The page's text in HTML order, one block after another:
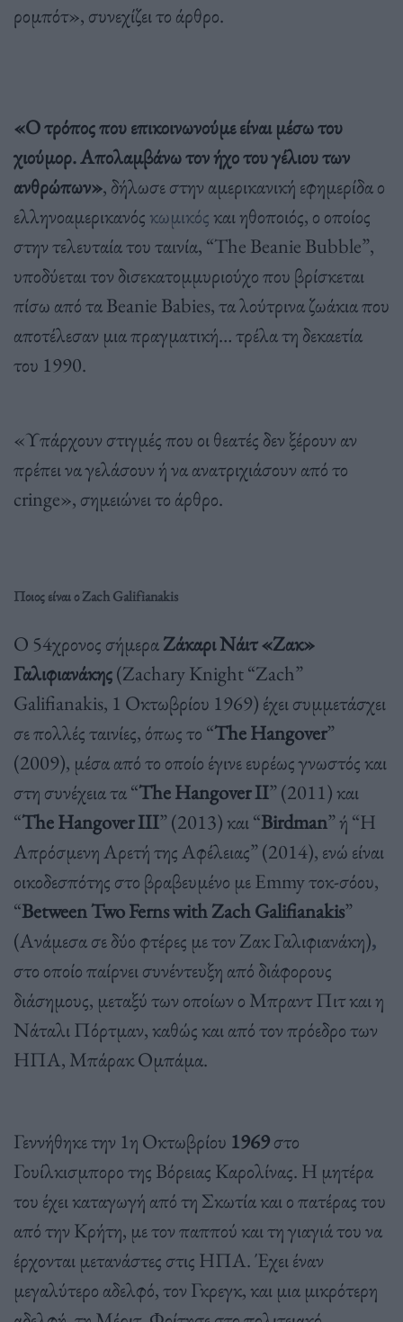
ρομπότ», συνεχίζει το άρθρο.
«Ο τρόπος που επικοινωνούμε είναι μέσω του
χιούμορ. Απολαμβάνω τον ήχο του γέλιου των
ανθρώπων», δήλωσε στην αμερικανική εφημερίδα ο
ελληνοαμερικανός κωμικόςκαι ηθοποιός, ο οποίος
στην τελευταία του ταινία, “The Beanie Bubble”,
υποδύεται τον δισεκατομμυριούχο που βρίσκεται
πίσω από τα Beanie Babies, τα λούτρινα ζωάκια που
αποτέλεσαν μια πραγματική… τρέλα τη δεκαετία
του 1990.
«Υπάρχουν στιγμές που οι θεατές δεν ξέρουν αν
πρέπει να γελάσουν ή να ανατριχιάσουν από το
cringe», σημειώνει το άρθρο.
Ποιος είναι ο Zach Galifianakis
Ο 54χρονος σήμεραΖάκαρι Νάιτ «Ζακ»
Γαλιφιανάκης(Zachary Knight “Zach”
Galifianakis, 1 Οκτωβρίου 1969) έχει συμμετάσχει
σε πολλές ταινίες, όπως το “The Hangover”
(2009), μέσα από το οποίο έγινε ευρέως γνωστός και
στη συνέχεια τα “The Hangover II” (2011) και
“The Hangover III” (2013) και “Birdman” ή “Η
Απρόσμενη Αρετή της Αφέλειας” (2014), ενώ είναι
οικοδεσπότης στο βραβευμένο με Emmy τοκ-σόου,
“Between Two Ferns with Zach Galifianakis”
(Ανάμεσα σε δύο φτέρες με τον Ζακ Γαλιφιανάκη),
στο οποίο παίρνει συνέντευξη από διάφορους
διάσημους, μεταξύ των οποίων ο Μπραντ Πιτ και η
Νάταλι Πόρτμαν, καθώς και από τον πρόεδρο των
ΗΠΑ, Μπάρακ Ομπάμα.
Γεννήθηκε την 1η Οκτωβρίου 1969στο
Γουίλκισμπορο της Βόρειας Καρολίνας. Η μητέρα
του έχει καταγωγή από τη Σκωτία και ο πατέρας του
από την Κρήτη, με τον παππού και τη γιαγιά του να
έρχονται μετανάστες στις ΗΠΑ. Έχει έναν
μεγαλύτερο αδελφό, τον Γκρεγκ, και μια μικρότερη